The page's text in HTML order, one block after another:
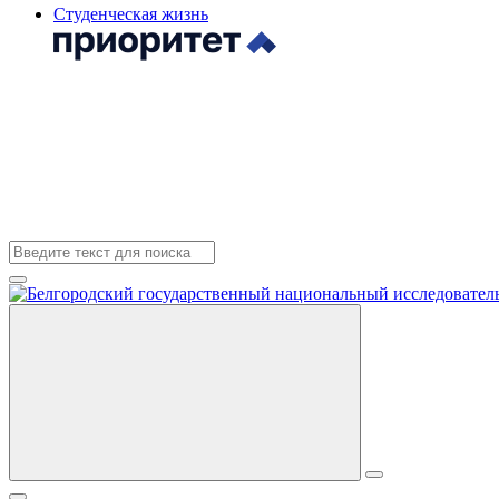
Студенческая жизнь